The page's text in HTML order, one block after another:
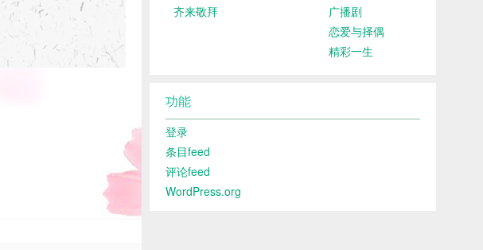
齐来敬拜
广播剧
恋爱与择偶
精彩一生
功能
登录
条目feed
评论feed
WordPress.org